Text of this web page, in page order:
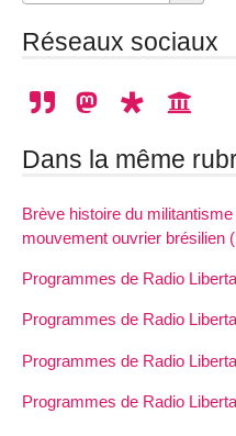
Réseaux sociaux
Dans la même
Brève histoire du
mouvement ouvrier brésilien
Programmes de Radio
Programmes de Radio
Programmes de Radio
Programmes de Radio